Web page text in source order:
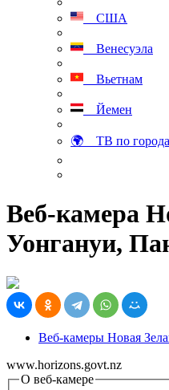
США
Венесуэла
Вьетнам
Йемен
🌍 ТВ по
Веб-камера
Уонгануи,
Веб-камеры Новая
www.horizons.govt.nz
О веб-камере